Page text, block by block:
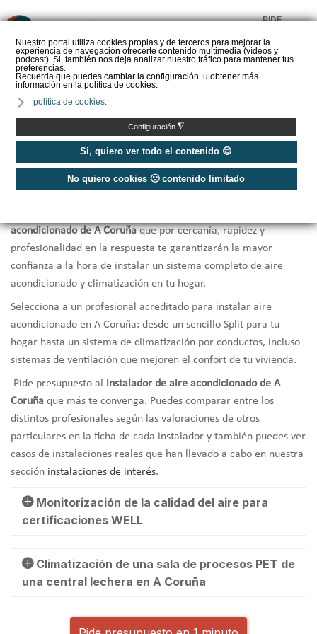
Nuestro portal utiliza cookies propias y de terceros para mejorar la
experiencia de navegación ofrecerte contenido multimedia (vídeos y
podcast). Si, también nos deja analizar nuestro tráfico para mantener tus
preferencias.
Recuerda que puedes cambiar la configuración u obtener más
información en la política de cookies.
política de cookies.
Configuración ◮
Si, quiero ver todo el contenido 😊
No quiero cookies 🙁 contenido limitado
PIDE
CALORYFRIO
Inicio
Instaladores Aire Acondicionado A
Coruña
acondicionado de A Coruñaque por cercanía, rapidez y
profesionalidad en la respuesta te garantizarán la mayor
confianza a la hora de instalar un sistema completo de aire
acondicionado y climatización en tu hogar.
Selecciona a un profesional acreditado para instalar aire
acondicionado en A Coruña: desde un sencillo Split para tu
hogar hasta un sistema de climatización por conductos, incluso
sistemas de ventilación que mejoren el confort de tu vivienda.
Pide presupuesto al instalador de aire acondicionado de A
Coruña que más te convenga. Puedes comparar entre los
distintos profesionales según las valoraciones de otros
particulares en la ficha de cada instalador y también puedes ver
casos de instalaciones reales que han llevado a cabo en nuestra
sección instalaciones de interés.
Monitorización de la calidad del aire para
certificaciones WELL
Climatización de una sala de procesos PET de
una central lechera en A Coruña